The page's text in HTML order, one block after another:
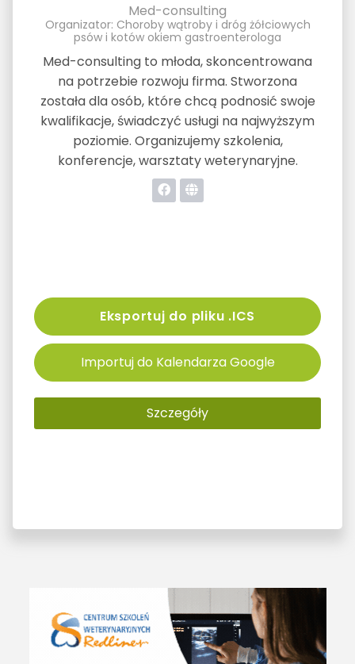
Med-consulting
Organizator: Choroby wątroby i dróg żółciowych
psów i kotów okiem gastroenterologa
Med-consulting to młoda, skoncentrowana
na potrzebie rozwoju firma. Stworzona
została dla osób, które chcą podnosić swoje
kwalifikacje, świadczyć usługi na najwyższym
poziomie. Organizujemy szkolenia,
konferencje, warsztaty weterynaryjne.
Eksportuj do pliku .ICS
Importuj do Kalendarza Google
Szczegóły